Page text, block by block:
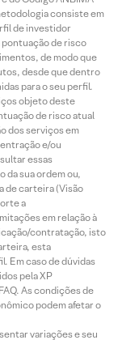
consiste em
de investidor
pontuação de risco
de modo que
desde que dentro
para o seu perfil.
objeto deste
de risco atual
dos serviços em
e/ou
essas
sua ordem ou,
de carteira (Visão
a
em relação à
contratação, isto
esta
Em caso de dúvidas
pela XP
As condições de
podem afetar o
variações e seu